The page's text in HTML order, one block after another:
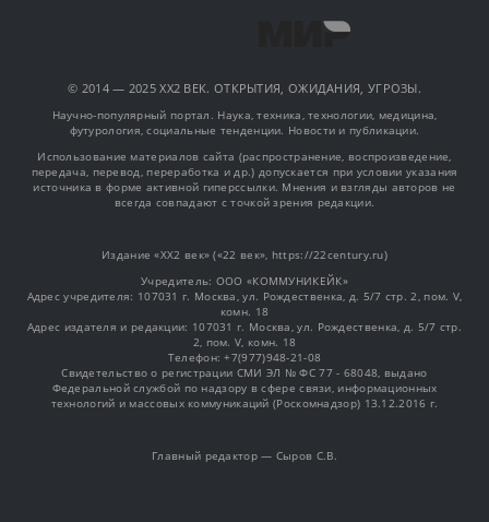
© 2014 — 2025 XX2 ВЕК. ОТКРЫТИЯ, ОЖИДАНИЯ, УГРОЗЫ.
Научно-популярный портал. Наука, техника, технологии, медицина,
футурология, социальные тенденции. Новости и публикации.
Использование материалов сайта (распространение, воспроизведение,
передача, перевод, переработка и др.) допускается при условии указания
источника в форме активной гиперссылки. Мнения и взгляды авторов не
всегда совпадают с точкой зрения редакции.
Издание «XX2 век» («22 век», https://22century.ru)
Учредитель: OOO «КОММУНИКЕЙК»
Адрес учредителя: 107031 г. Москва, ул. Рождественка, д. 5/7 стр. 2, пом. V,
комн. 18
Адрес издателя и редакции: 107031 г. Москва, ул. Рождественка, д. 5/7 стр.
2, пом. V, комн. 18
Телефон: +7(977)948-21-08
Свидетельство о регистрации СМИ ЭЛ № ФС 77 - 68048, выдано
Федеральной службой по надзору в сфере связи, информационных
технологий и массовых коммуникаций (Роскомнадзор) 13.12.2016 г.
Главный редактор — Сыров С.В.